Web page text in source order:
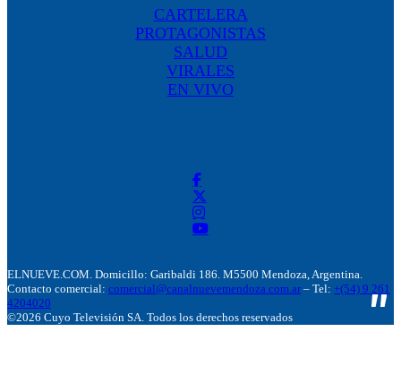
CARTELERA
PROTAGONISTAS
SALUD
VIRALES
EN VIVO
ELNUEVE.COM. Domicillo: Garibaldi 186. M5500 Mendoza, Argentina.
Contacto comercial: comercial@canalnuevemendoza.com.ar – Tel: +(54) 9 261
4204020
©2026 Cuyo Televisión SA. Todos los derechos reservados